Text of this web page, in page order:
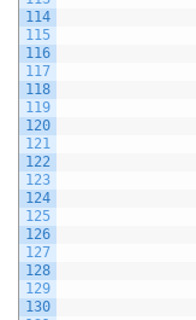
114
115
116
117
118
119
120
121
122
123
124
125
126
127
128
129
130